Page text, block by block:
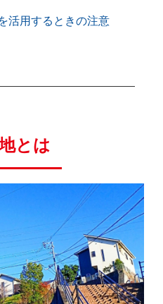
活用するときの注意
とは